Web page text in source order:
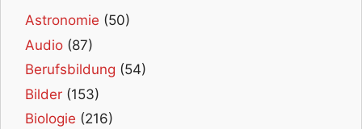
Astronomie (50)
Audio (87)
Berufsbildung (54)
Bilder (153)
Biologie (216)